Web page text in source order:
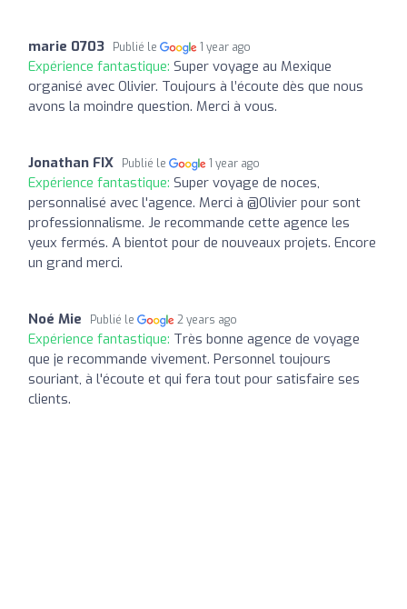
marie 0703 Publié le 1 year ago
Expérience fantastique: Super voyage au Mexique
organisé avec Olivier. Toujours à l’écoute dès que nous
avons la moindre question. Merci à vous.
Jonathan FIX Publié le 1 year ago
Expérience fantastique: Super voyage de noces,
personnalisé avec l'agence. Merci à @Olivier pour sont
professionnalisme. Je recommande cette agence les
yeux fermés. A bientot pour de nouveaux projets. Encore
un grand merci.
Noé Mie Publié le 2 years ago
Expérience fantastique: Très bonne agence de voyage
que je recommande vivement. Personnel toujours
souriant, à l'écoute et qui fera tout pour satisfaire ses
clients.